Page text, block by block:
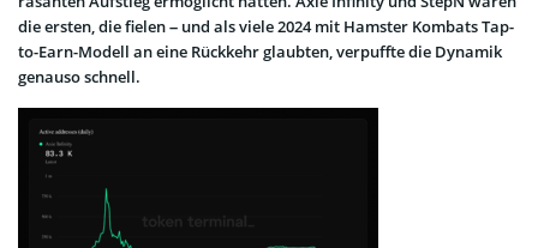
die ersten, die fielen – und als viele 2024 mit Hamster Kombats Tap-
to-Earn-Modell an eine Rückkehr glaubten, verpuffte die Dynamik
genauso schnell.